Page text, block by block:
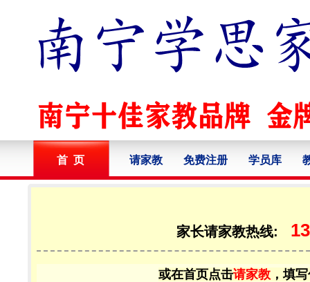
首 页 请家教 免费注册 学员库
家长请家教热线:
或在首页点击请家教 ，填